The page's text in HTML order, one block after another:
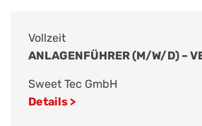
Vollzeit
ANLAGENFÜHRER (M/W/D) –
Sweet Tec GmbH
Details >